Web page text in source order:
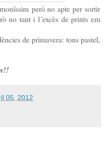
però no apte per sortir
no tant i l´excès de prints em
de primavera: tons pastel,
05, 2012